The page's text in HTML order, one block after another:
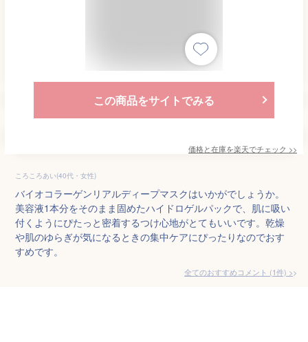
この商品をサイトでみる
価格と在庫を楽天でチェック >>
ころころあい(40代・女性)
バイオコラーゲンリアルディープマスクはいかがでしょうか。
美容液1本分をそのまま固めたハイドロゲルパックで、肌に吸い
付くようにぴたっと密着するつけ心地がとてもいいです。乾燥
や肌のゆらぎが気になるときの集中ケアにぴったりなのでおす
すめです。
全てのおすすめコメント (1件) >